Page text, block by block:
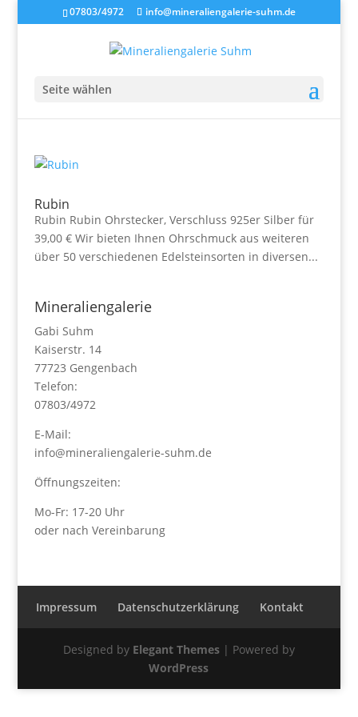
07803/4972 info@mineraliengalerie-suhm.de
Seite wählen
Rubin
Rubin Rubin Ohrstecker, Verschluss 925er Silber für
39,00 € Wir bieten Ihnen Ohrschmuck aus weiteren
über 50 verschiedenen Edelsteinsorten in diversen...
Mineraliengalerie
Gabi Suhm
Kaiserstr. 14
77723 Gengenbach
Telefon:
07803/4972
E-Mail:
info@mineraliengalerie-suhm.de
Öffnungszeiten:
Mo-Fr: 17-20 Uhr
oder nach Vereinbarung
Impressum Datenschutzerklärung Kontakt
Designed by Elegant Themes| Powered by
WordPress